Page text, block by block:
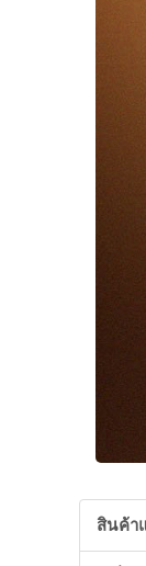
สินค้า